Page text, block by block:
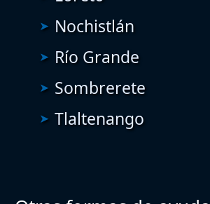
Nochistlán
Río Grande
Sombrerete
Tlaltenango